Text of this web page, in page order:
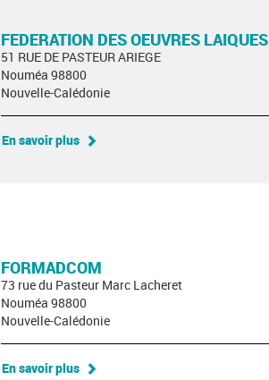
FEDERATION DES OEUVRES LAIQUES
51 RUE DE PASTEUR ARIEGE
Nouméa 98800
Nouvelle-Calédonie
En savoir plus
FORMADCOM
73 rue du Pasteur Marc Lacheret
Nouméa 98800
Nouvelle-Calédonie
En savoir plus